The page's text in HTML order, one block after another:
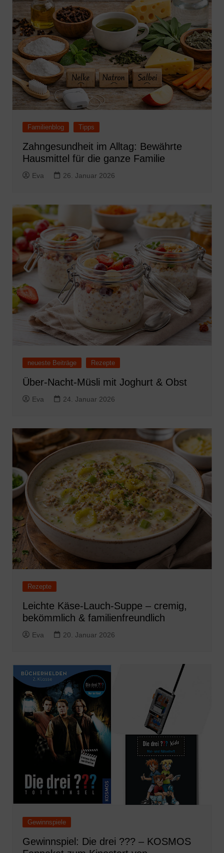
Familienblog Tipps
Zahngesundheit im Alltag: Bewährte
Hausmittel für die ganze Familie
Eva 26. Januar 2026
neueste Beiträge Rezepte
Über-Nacht-Müsli mit Joghurt & Obst
Eva 24. Januar 2026
Rezepte
Leichte Käse-Lauch-Suppe – cremig,
bekömmlich & familienfreundlich
Eva 20. Januar 2026
Gewinnspiele
Gewinnspiel: Die drei ??? – KOSMOS